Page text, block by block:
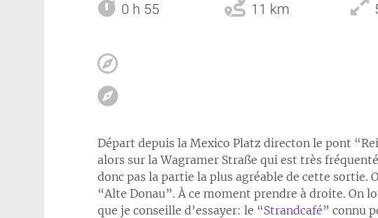
0 h 55 11 km
Départ depuis la Mexico Platz directon le pont
alors sur la Wagramer Straße qui est très
donc pas la partie la plus agréable de cette sortie.
“Alte Donau”. À ce moment prendre à droite. On
que je conseille d’essayer: le “Strandcafé” connu